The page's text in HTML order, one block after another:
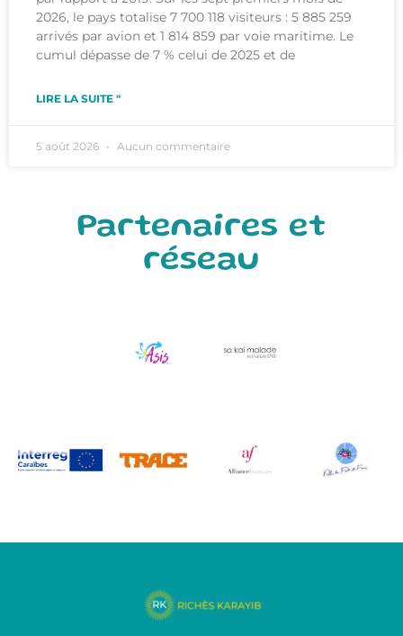
2026, le pays totalise 7 700 118 visiteurs : 5 885 259
arrivés par avion et 1 814 859 par voie maritime. Le
cumul dépasse de 7 % celui de 2025 et de
LIRE LA SUITE "
5 août 2026 Aucun commentaire
Partenaires et
réseau